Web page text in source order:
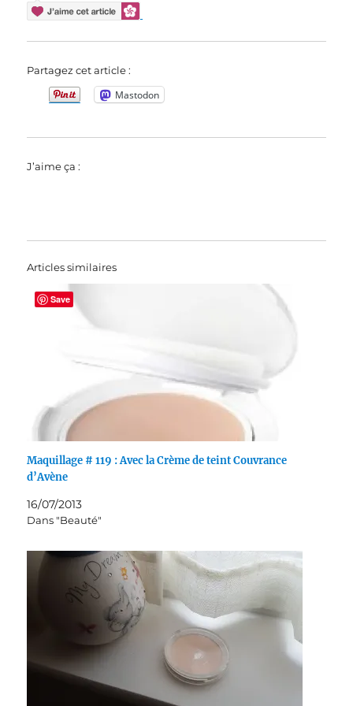
Partagez cet article :
Mastodon
J’aime ça :
Articles similaires
Maquillage # 119 : Avec la Crème de teint Couvrance
d’Avène
16/07/2013
Dans "Beauté"
Save